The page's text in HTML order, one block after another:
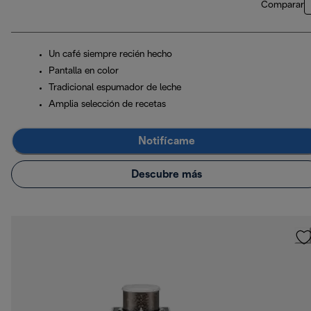
Comparar
Un café siempre recién hecho
Pantalla en color
Tradicional espumador de leche
Amplia selección de recetas
Notifícame
Descubre más